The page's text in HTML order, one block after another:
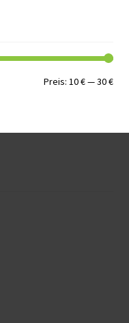
Min.
Preis:10 €—30 €